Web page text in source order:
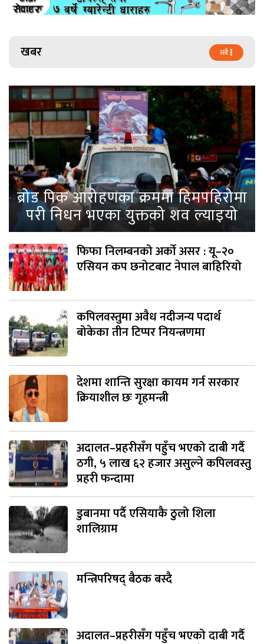
खबर सबै
ब्रोड पिक आरोहणका क्रममा हिमपहिरोमा
परी निधन भएका युक्तको शव ल्याइयो
फिफा निलम्बनको अर्को असर : यू–२०
एसियन कप छनोटबाट नेपाल बाहिरियो
कपिलवस्तुमा अवैध नदीजन्य पदार्थ
बोकेका तीन टिप्पर नियन्त्रणमा
देशमा शान्ति सुरक्षा कायम गर्न सरकार
क्रियाशील छः गृहमन्त्री
अदालत–प्रहरीसँग पहुँच भएको दाबी गर्दै
ठगी, ५ लाख ६२ हजार असुल्ने कपिलवस्तु
प्रहरी फन्दामा
डुबानमा पर्दै एसियाकै ठुलो शिला
शालिग्राम
मन्त्रिपरिषद् बैठक बस्दै
अदालत–प्रहरीसँग पहुँच भएको दाबी गर्दै